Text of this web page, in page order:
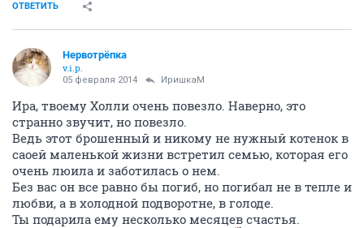
ОТВЕТИТЬ
Нервотрёпка
v.i.p.
05 февраля 2014 ИришкаМ
Ира, твоему Холли очень повезло. Наверно, это
странно звучит, но повезло.
Ведь этот брошенный и никому не нужный котенок в
саоей маленькой жизни встретил семью, которая его
очень люила и заботилась о нем.
Без вас он все равно бы погиб, но погибал не в тепле и
любви, а в холодной подворотне, в голоде.
Ты подарила ему несколько месяцев счастья.